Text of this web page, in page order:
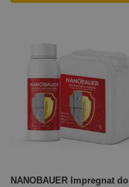
NANOBAUER Impregnat do